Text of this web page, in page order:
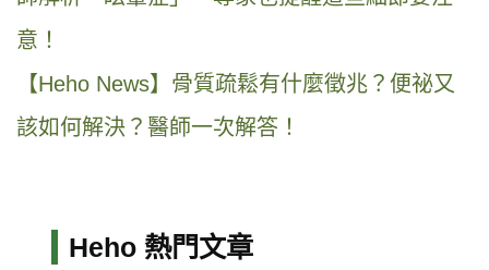
意！
【Heho News】骨質疏鬆有什麼徵兆？便祕又
該如何解決？醫師一次解答！
Heho 熱門文章